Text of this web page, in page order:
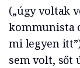
(„úgy voltak
kommunista
mi legyen
sem volt, sőt